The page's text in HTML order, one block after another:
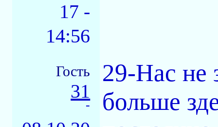
17 -
14:56
Гость
31
-
29-Нас не
больше